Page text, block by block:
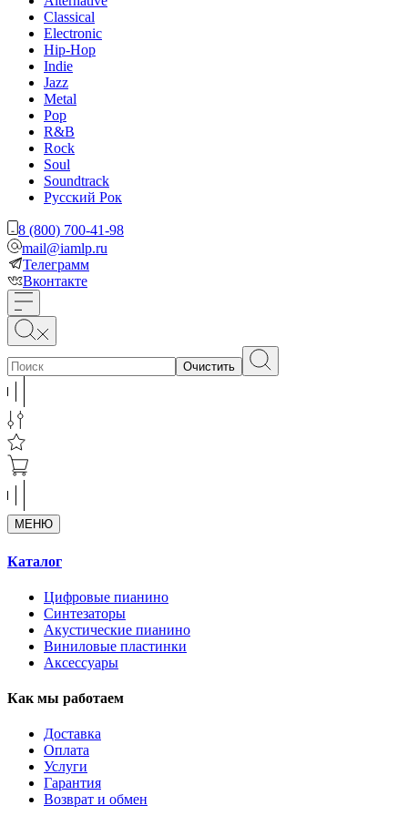
Classical
Electronic
Hip-Hop
Indie
Jazz
Metal
Pop
R&B
Rock
Soul
Soundtrack
Русский Рок
8 (800) 700-41-98
mail@iamlp.ru
Телеграмм
Вконтакте
Очистить
МЕНЮ
Каталог
Цифровые пианино
Синтезаторы
Акустические пианино
Виниловые пластинки
Аксессуары
Как мы работаем
Доставка
Оплата
Услуги
Гарантия
Возврат и обмен